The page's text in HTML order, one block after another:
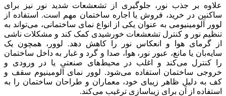
علاوه بر جذب نور، جلوگیری از تشعشعات شدید نور نیز برای
ساکنین در خرید، فروش یا اجاره ساختمان مهم است. استفاده از
لوور آلومینیومی به عنوان یکی از انواع نمای ساختمانی، می‌تواند به
تنظیم نور و کنترل تشعشعات خورشیدی کمک کند و مشکلات ناشی
از گرمای هوا و انعکاس نور را کاهش دهد. لوور، همچون یک
سایه‌بان یا مانع، عبور نور، هوا، صدا و گرد و غبار به داخل ساختمان
را کنترل می‌کند و اغلب در محیط‌های صنعتی یا در ورودی و
خروجی ساختمان استفاده می‌شود. لوور نمای آلومینیوم سقف و
کف به دلیل ظاهر زیبای خود، معماران و طراحان ساختمان را به
استفاده از آن برای زیباسازی ترغیب می‌کند.